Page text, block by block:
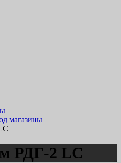
магазины
РДГ-2 LC